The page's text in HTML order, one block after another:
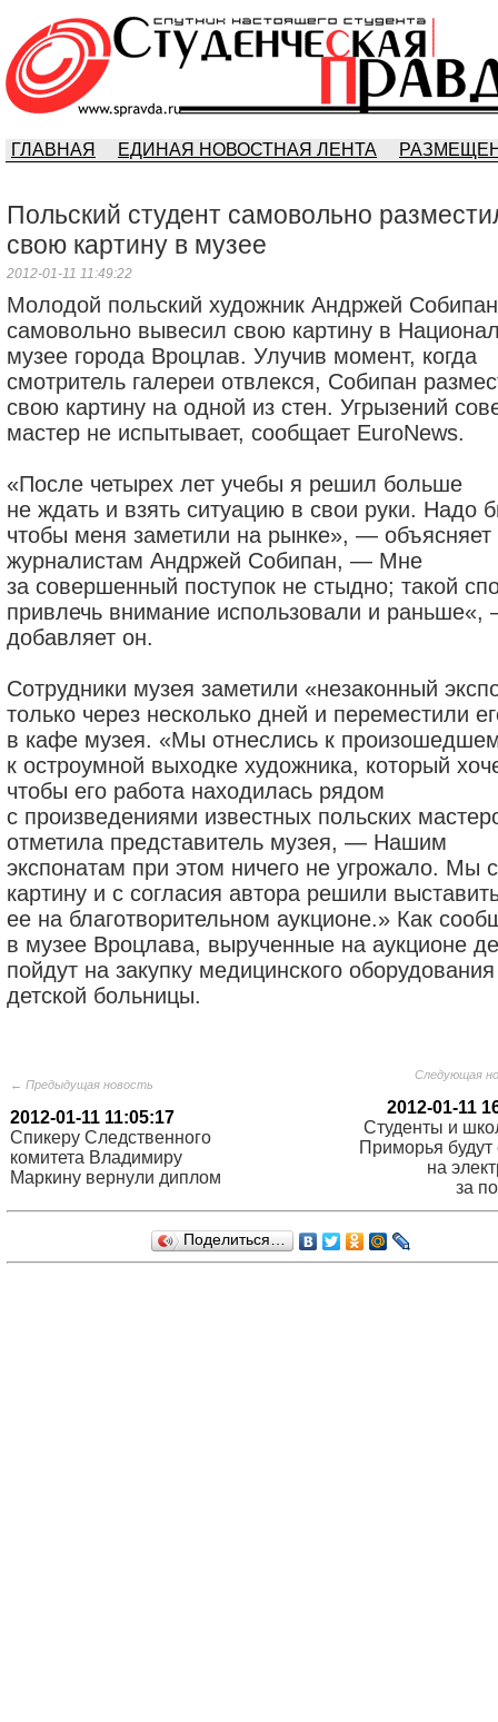
ГЛАВНАЯ ЕДИНАЯ НОВОСТНАЯ ЛЕНТА
Польский студент самовольно
свою картину в музее
2012-01-11 11:49:22
Молодой польский художник Андржей Собипан
самовольно вывесил свою картину в
музее города Вроцлав. Улучив момент, когда
смотритель галереи отвлекся, Собипан
свою картину на одной из стен. Угрызений
мастер не испытывает, сообщает EuroNews.
«После четырех лет учебы я решил больше
не ждать и взять ситуацию в свои руки. Надо
чтобы меня заметили на рынке», — объясняет
журналистам Андржей Собипан, — Мне
за совершенный поступок не стыдно; такой
привлечь внимание использовали и раньше«,
добавляет он.
Сотрудники музея заметили «незаконный
только через несколько дней и переместили
в кафе музея. «Мы отнеслись к
к остроумной выходке художника, который
чтобы его работа находилась рядом
с произведениями известных польских
отметила представитель музея, — Нашим
экспонатам при этом ничего не угрожало. Мы
картину и с согласия автора решили
ее на благотворительном аукционе.» Как
в музее Вроцлава, вырученные на аукционе
пойдут на закупку медицинского
детской больницы.
← Предыдущая новость
2012-01-11 11:05:17
Спикеру Следственного
комитета Владимиру
Маркину вернули диплом
Следующая
2012-01-11
Студенты и
Приморья будут
на
за
Поделиться…